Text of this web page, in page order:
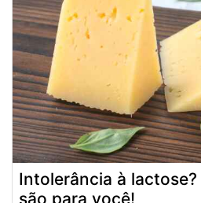
Intolerância à lactose?
são para você!